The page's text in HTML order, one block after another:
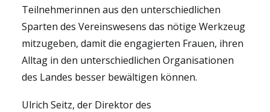
Teilnehmerinnen aus den unterschiedlichen
Sparten des Vereinswesens das nötige Werkzeug
mitzugeben, damit die engagierten Frauen, ihren
Alltag in den unterschiedlichen Organisationen
des Landes besser bewältigen können.
Ulrich Seitz, der Direktor des